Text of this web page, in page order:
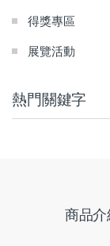
得獎專區
展覽活動
熱門關鍵字
商品介